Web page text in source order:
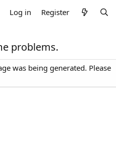
Log in Register
problems.
was being generated. Please